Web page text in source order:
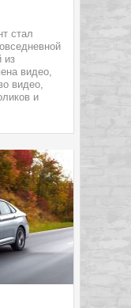
стал
из
видео,
видео,
и